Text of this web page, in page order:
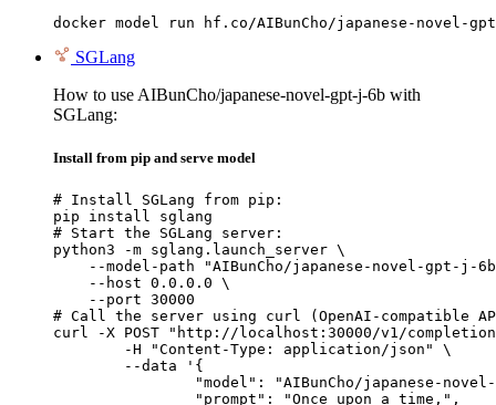
docker model run hf.co/AIBunCho/japanese-novel-
SGLang
How to use AIBunCho/japanese-novel-gpt-j-6b with
SGLang:
Install from pip and serve model
# Install SGLang from pip:
pip install sglang
# Start the SGLang server:
python3 -m sglang.launch_server \
--model-path "AIBunCho/japanese-novel-gpt-j-
    --host 0.0.0.0 \
    --port 30000
# Call the server using curl (OpenAI-compatible
curl -X POST "http://localhost:30000/v1/